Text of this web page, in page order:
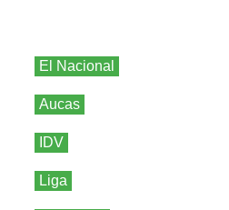
El Nacional
Aucas
IDV
Liga